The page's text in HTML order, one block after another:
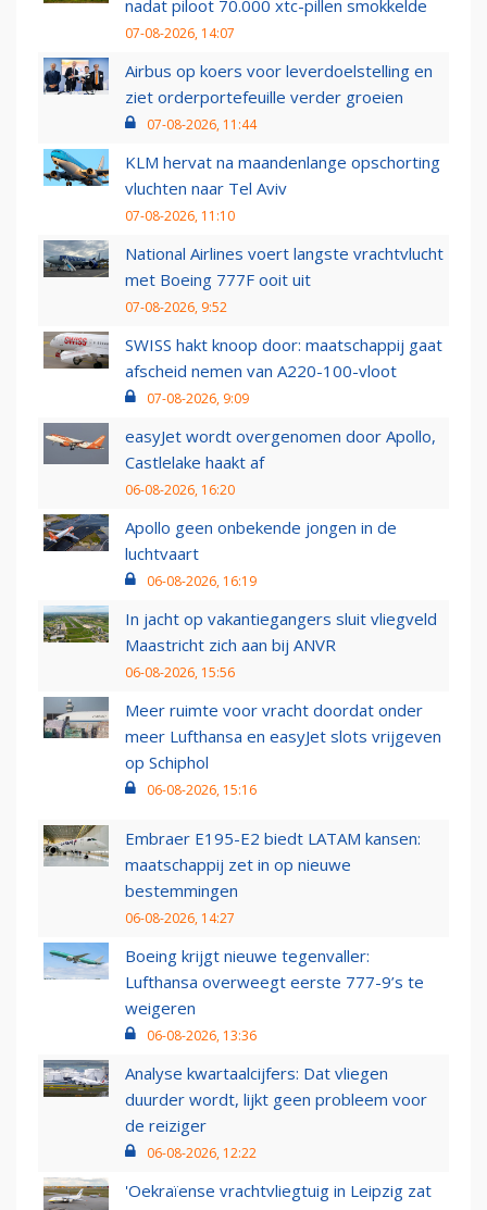
nadat piloot 70.000 xtc-pillen smokkelde
07-08-2026, 14:07
Airbus op koers voor leverdoelstelling en
ziet orderportefeuille verder groeien
07-08-2026, 11:44
KLM hervat na maandenlange opschorting
vluchten naar Tel Aviv
07-08-2026, 11:10
National Airlines voert langste vrachtvlucht
met Boeing 777F ooit uit
07-08-2026, 9:52
SWISS hakt knoop door: maatschappij gaat
afscheid nemen van A220-100-vloot
07-08-2026, 9:09
easyJet wordt overgenomen door Apollo,
Castlelake haakt af
06-08-2026, 16:20
Apollo geen onbekende jongen in de
luchtvaart
06-08-2026, 16:19
In jacht op vakantiegangers sluit vliegveld
Maastricht zich aan bij ANVR
06-08-2026, 15:56
Meer ruimte voor vracht doordat onder
meer Lufthansa en easyJet slots vrijgeven
op Schiphol
06-08-2026, 15:16
Embraer E195-E2 biedt LATAM kansen:
maatschappij zet in op nieuwe
bestemmingen
06-08-2026, 14:27
Boeing krijgt nieuwe tegenvaller:
Lufthansa overweegt eerste 777-9’s te
weigeren
06-08-2026, 13:36
Analyse kwartaalcijfers: Dat vliegen
duurder wordt, lijkt geen probleem voor
de reiziger
06-08-2026, 12:22
'Oekraïense vrachtvliegtuig in Leipzig zat